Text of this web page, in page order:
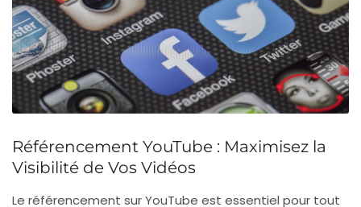
Référencement YouTube : Maximisez la
Visibilité de Vos Vidéos
Le référencement sur YouTube est essentiel pour tout